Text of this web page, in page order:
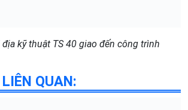
kỹ thuật TS 40 giao đến công trình
QUAN: